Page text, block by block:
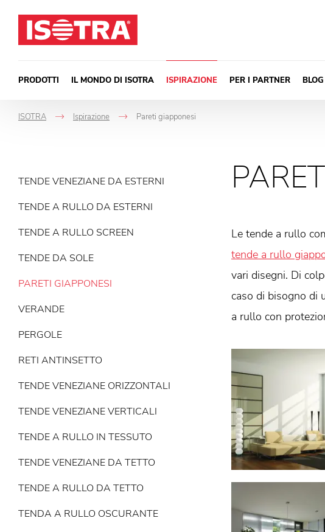
PRODOTTI IL MONDO DI ISOTRA ISPIRAZIONE PER I PARTNER BLOG
ISOTRA
->
Ispirazione Pareti giapponesi
TENDE VENEZIANE DA ESTERNI
TENDE A RULLO DA ESTERNI
TENDE A RULLO SCREEN
TENDE DA SOLE
PARETI GIAPPONESI
VERANDE
PERGOLE
RETI ANTINSETTO
TENDE VENEZIANE ORIZZONTALI
TENDE VENEZIANE VERTICALI
TENDE A RULLO IN TESSUTO
TENDE VENEZIANE DA TETTO
TENDE A RULLO DA TETTO
TENDA A RULLO OSCURANTE
Le tende a rullo
tende a rullo
vari disegni. Di
caso di bisogno di
a rullo con